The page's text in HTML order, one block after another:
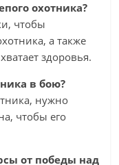
охотника?
чтобы
а также
здоровья.
в бою?
нужно
чтобы его
от победы над